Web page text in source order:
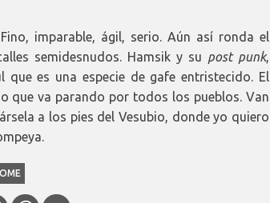
imparable, ágil, serio. Aún así ronda el
semidesnudos. Hamsik y su post punk,
que es una especie de gafe entristecido. El
que va parando por todos los pueblos. Van
a los pies del Vesubio, donde yo quiero